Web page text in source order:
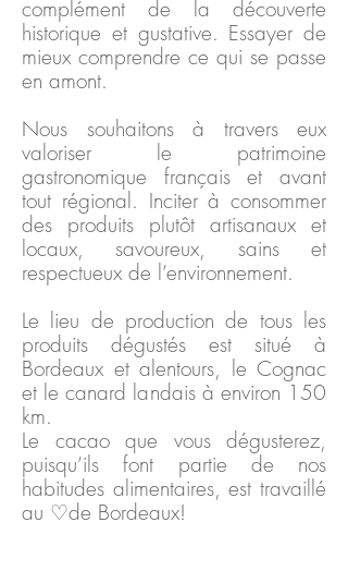
complément de la découverte
historique et gustative. Essayer de
mieux comprendre ce qui se passe
en amont.
Nous souhaitons à travers eux
valoriser le patrimoine
gastronomique français et avant
tout régional. Inciter à consommer
des produits plutôt artisanaux et
locaux, savoureux, sains et
respectueux de l’environnement.
Le lieu de production de tous les
produits dégustés est situé à
Bordeaux et alentours, le Cognac
et le canard landais à environ 150
km.
Le cacao que vous dégusterez,
puisqu’ils font partie de nos
habitudes alimentaires, est travaillé
au ♡de Bordeaux!